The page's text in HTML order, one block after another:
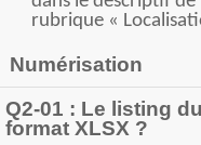
rubrique «
Numérisation
Q2-01 : Le listing
format XLSX ?